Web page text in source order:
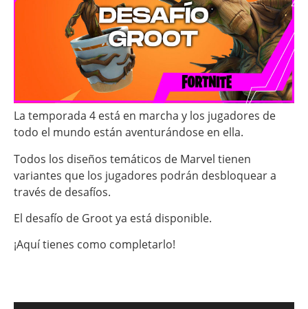
La temporada 4 está en marcha y los jugadores de
todo el mundo están aventurándose en ella.
Todos los diseños temáticos de Marvel tienen
variantes que los jugadores podrán desbloquear a
través de desafíos.
El desafío de Groot ya está disponible.
¡Aquí tienes como completarlo!